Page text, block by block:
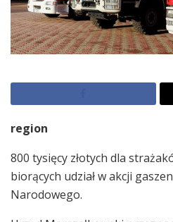
region
800 tysięcy złotych dla
biorących udział w akcji
Narodowego.